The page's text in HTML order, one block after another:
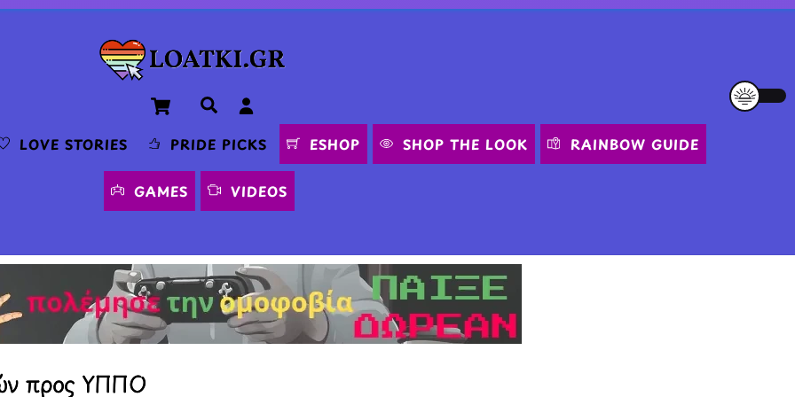
Cart Αναζήτηση
LOVE STORIES PRIDE PICKS ESHOP SHOP THE LOOK RAINBOW GUIDE
GAMES VIDEOS
προς ΥΠΠΟ